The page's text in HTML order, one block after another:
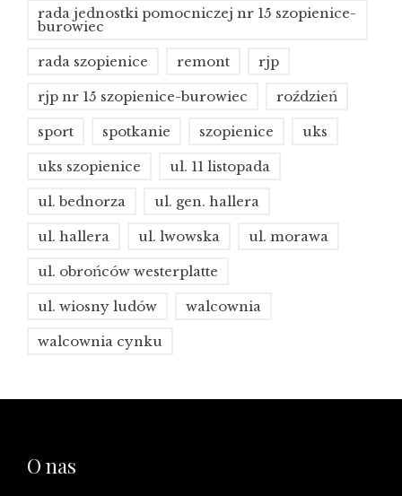
rada jednostki pomocniczej nr 15 szopienice-
burowiec
rada szopienice remont rjp
rjp nr 15 szopienice-burowiec roździeń
sport spotkanie szopienice uks
uks szopienice ul. 11 listopada
ul. bednorza ul. gen. hallera
ul. hallera ul. lwowska ul. morawa
ul. obrońców westerplatte
ul. wiosny ludów walcownia
walcownia cynku
O nas